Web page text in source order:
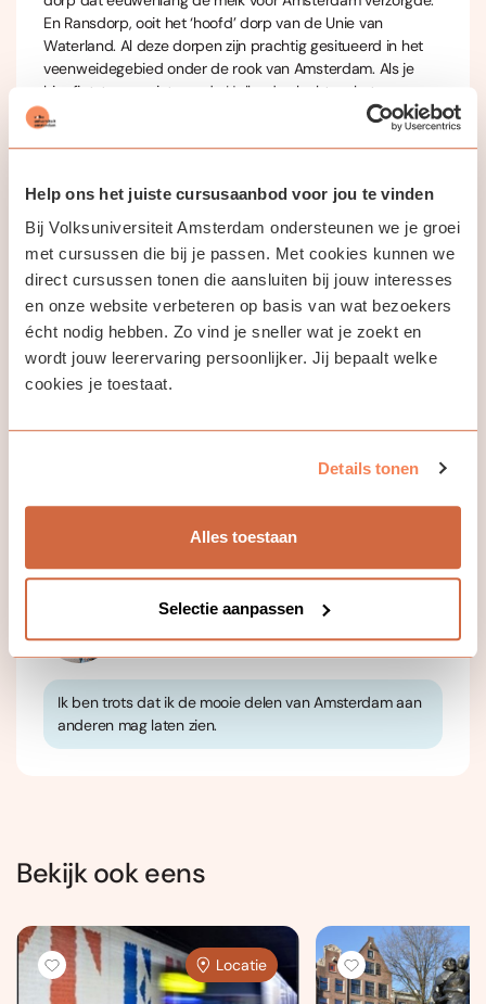
Help ons het juiste cursusaanbod voor jou te vinden
Bij Volksuniversiteit Amsterdam ondersteunen we je groei
met cursussen die bij je passen. Met cookies kunnen we
direct cursussen tonen die aansluiten bij jouw interesses
en onze website verbeteren op basis van wat bezoekers
écht nodig hebben. Zo vind je sneller wat je zoekt en
wordt jouw leerervaring persoonlijker. Jij bepaalt welke
cookies je toestaat.
Details tonen
Alles toestaan
Selectie aanpassen
En Ransdorp, ooit het ‘hoofd’ dorp van de Unie van
Waterland. Al deze dorpen zijn prachtig gesitueerd in het
veenweidegebied onder de rook van Amsterdam. Als je
hier fietst en geniet van de Hollandse luchten, het
bijzondere licht van het IJsselmeer en de rust en stilte van
het uitgestrekte polderlandschap, dan snap je niet dat je
platteland. En het vreemde is: veel Amsterdammers weten
het niet eens.
Samen met de dorpen Schellingwoude, Buiksloot en
Nieuwendam binnen de Ring A10 zorgt dit voor een
prachtige fietstocht, door een nog onontdekt stuk van
Amsterdam, waar veel over te vertellen is.
Deelnemers zorgen zelf voor een fiets!
te raden.
Adri Doorneveld
Ik ben trots dat ik de mooie delen van Amsterdam aan
anderen mag laten zien.
Bekijk ook eens
Locatie